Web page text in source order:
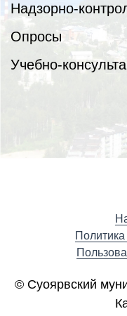
Надзорно-
Опросы
Учебно-
© Суоярвский